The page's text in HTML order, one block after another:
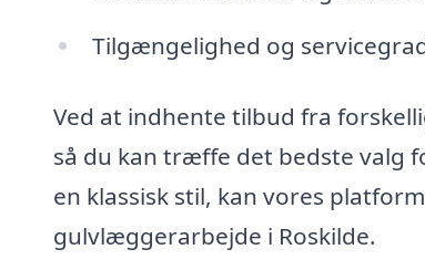
Tilgængelighed og
Ved at indhente tilbud fra
så du kan træffe det bedste valg
en klassisk stil, kan vores
gulvlæggerarbejde i Roskilde.